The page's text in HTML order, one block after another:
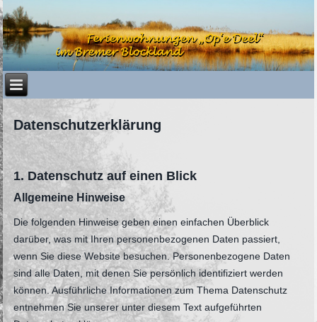
Datenschutzerklärung
1. Datenschutz auf einen Blick
Allgemeine Hinweise
Die folgenden Hinweise geben einen einfachen Überblick
darüber, was mit Ihren personenbezogenen Daten passiert,
wenn Sie diese Website besuchen. Personenbezogene Daten
sind alle Daten, mit denen Sie persönlich identifiziert werden
können. Ausführliche Informationen zum Thema Datenschutz
entnehmen Sie unserer unter diesem Text aufgeführten